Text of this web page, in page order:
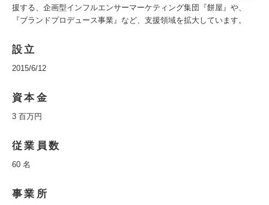
援する、企画型インフルエンサーマーケティング集団『餅屋』や、
『ブランドプロデュース事業』など、支援領域を拡大しています。
設立
2015/6/12
資本金
3 百万円
従業員数
60 名
事業所